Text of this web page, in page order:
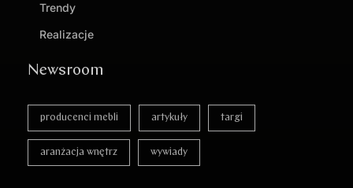
Trendy
Realizacje
Newsroom
producenci mebli artykuły targi
aranżacja wnętrz wywiady